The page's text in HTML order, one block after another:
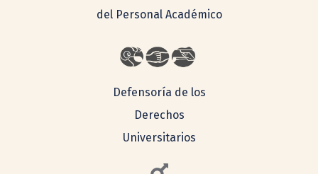
del Personal Académico
Defensoría de los
Derechos
Universitarios